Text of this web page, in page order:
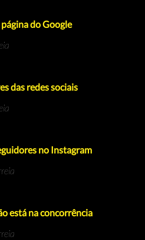
do Google
das redes sociais
no Instagram
está na concorrência